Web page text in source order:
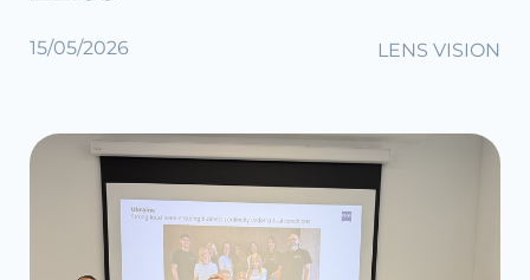
15/05/2026 LENS VISION